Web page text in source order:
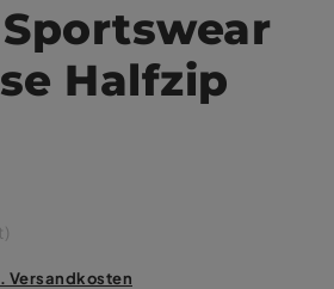
Halfzip
Versandkosten